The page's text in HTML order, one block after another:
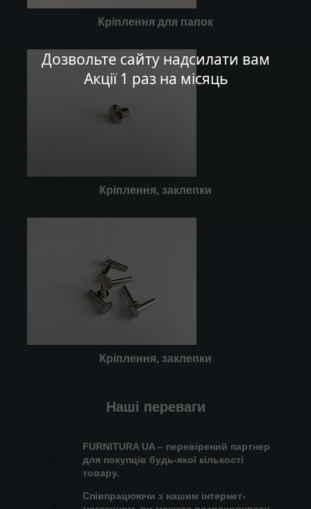
Дозвольте сайту надсилати вам
Акції 1 раз на місяць
Кріплення для папок
Кріплення, заклепки
Кріплення, заклепки
Наші переваги
FURNITURA UA – перевірений партнер
для покупців будь-якої кількості
товару.
Співпрацюючи з нашим інтернет-